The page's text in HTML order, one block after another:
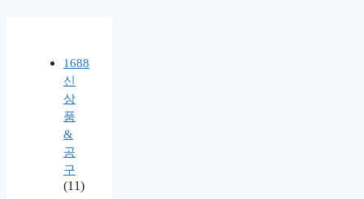
기와 함께, 1인 셀러부
터 대형 유통사까지 반
드시 알아야 할 2026년
구매 트렌드 변화를 정
리해 드립니다. 이 글 하
나로 이우 시장 정복 준
비를 끝내보세요! 저는
이우에서 …
1688
신
상
품
&
공
구
(11)